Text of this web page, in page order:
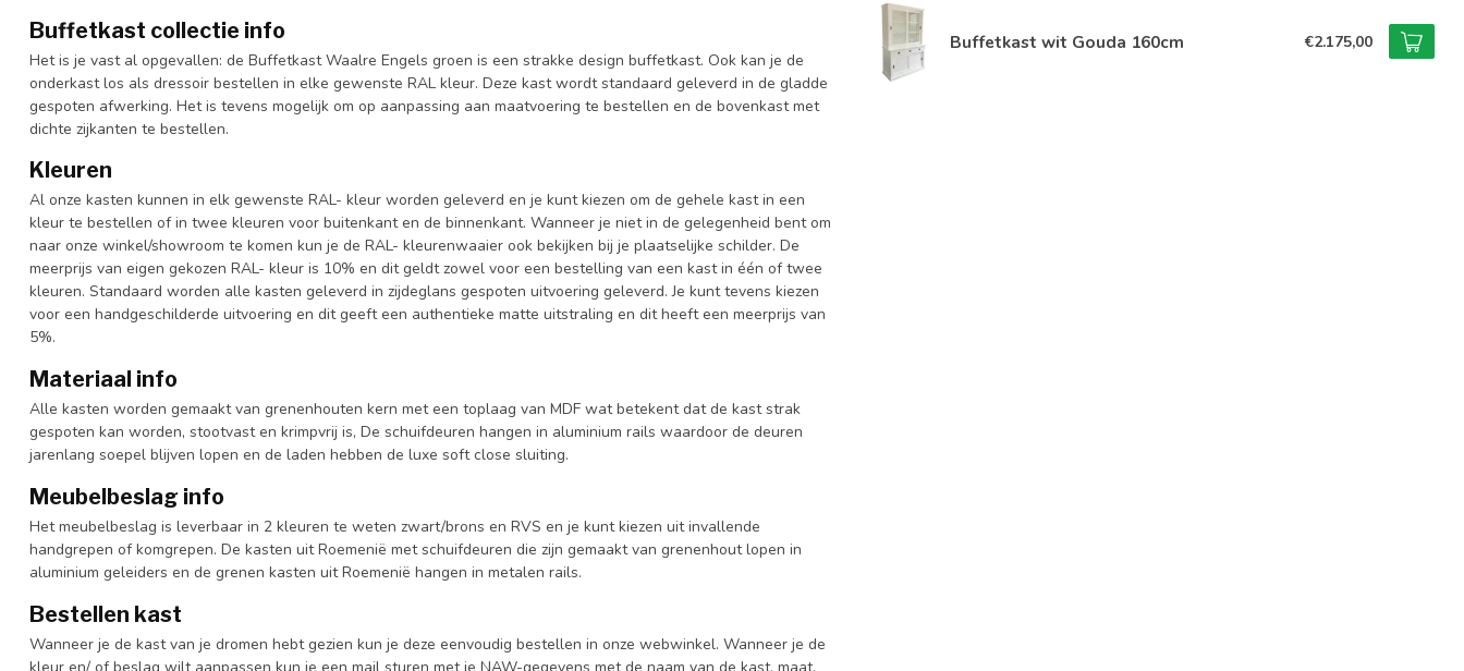
Buffetkast collectie info
Het is je vast al opgevallen: de Buffetkast Waalre Engels groen is een strakke design buffetkast. Ook kan je de
onderkast los als dressoir bestellen in elke gewenste RAL kleur. Deze kast wordt standaard geleverd in de gladde
gespoten afwerking. Het is tevens mogelijk om op aanpassing aan maatvoering te bestellen en de bovenkast met
dichte zijkanten te bestellen.
Kleuren
Al onze kasten kunnen in elk gewenste RAL- kleur worden geleverd en je kunt kiezen om de gehele kast in een
kleur te bestellen of in twee kleuren voor buitenkant en de binnenkant. Wanneer je niet in de gelegenheid bent om
naar onze winkel/showroom te komen kun je de RAL- kleurenwaaier ook bekijken bij je plaatselijke schilder. De
meerprijs van eigen gekozen RAL- kleur is 10% en dit geldt zowel voor een bestelling van een kast in één of twee
kleuren. Standaard worden alle kasten geleverd in zijdeglans gespoten uitvoering geleverd. Je kunt tevens kiezen
voor een handgeschilderde uitvoering en dit geeft een authentieke matte uitstraling en dit heeft een meerprijs van
5%.
Materiaal info
Alle kasten worden gemaakt van grenenhouten kern met een toplaag van MDF wat betekent dat de kast strak
gespoten kan worden, stootvast en krimpvrij is, De schuifdeuren hangen in aluminium rails waardoor de deuren
jarenlang soepel blijven lopen en de laden hebben de luxe soft close sluiting.
Meubelbeslag info
Het meubelbeslag is leverbaar in 2 kleuren te weten zwart/brons en RVS en je kunt kiezen uit invallende
handgrepen of komgrepen. De kasten uit Roemenië met schuifdeuren die zijn gemaakt van grenenhout lopen in
aluminium geleiders en de grenen kasten uit Roemenië hangen in metalen rails.
Bestellen kast
Wanneer je de kast van je dromen hebt gezien kun je deze eenvoudig bestellen in onze webwinkel. Wanneer je de
Buffetkast wit Gouda 160cm €2.175,00